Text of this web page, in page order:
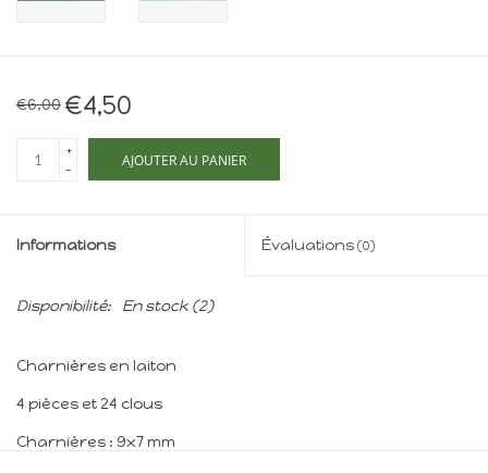
€6,00 €4,50
+
-
AJOUTER AU PANIER
Informations Évaluations (0)
Disponibilité: En stock (2)
Charnières en laiton
4 pièces et 24 clous
Charnières : 9x7 mm